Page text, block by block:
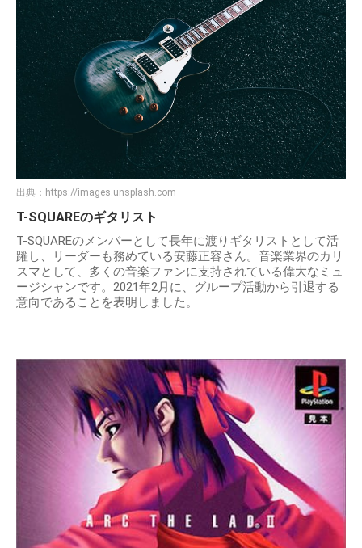
出典： https://images.unsplash.com
T-SQUAREのギタリスト
T-SQUAREのメンバーとして長年に渡りギタリストとして活
躍し、リーダーも務めている安藤正容さん。音楽業界のカリ
スマとして、多くの音楽ファンに支持されている偉大なミュ
ージシャンです。2021年2月に、グループ活動から引退する
意向であることを表明しました。